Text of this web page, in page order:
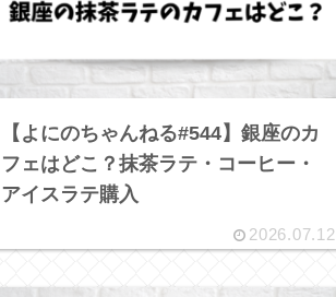
【よにのちゃんねる#544】銀座のカ
フェはどこ？抹茶ラテ・コーヒー・
アイスラテ購入
2026.07.12